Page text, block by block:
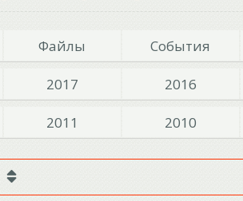
Файлы События
2017 2016
2011 2010